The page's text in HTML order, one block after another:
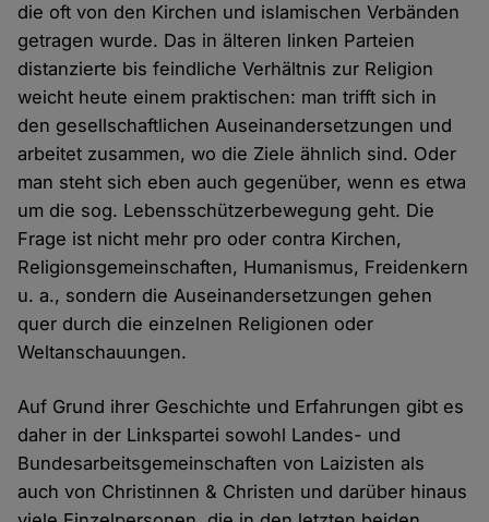
die oft von den Kirchen und islamischen Verbänden
getragen wurde. Das in älteren linken Parteien
distanzierte bis feindliche Verhältnis zur Religion
weicht heute einem praktischen: man trifft sich in
den gesellschaftlichen Auseinandersetzungen und
arbeitet zusammen, wo die Ziele ähnlich sind. Oder
man steht sich eben auch gegenüber, wenn es etwa
um die sog. Lebensschützerbewegung geht. Die
Frage ist nicht mehr pro oder contra Kirchen,
Religionsgemeinschaften, Humanismus, Freidenkern
u. a., sondern die Auseinandersetzungen gehen
quer durch die einzelnen Religionen oder
Weltanschauungen.
Auf Grund ihrer Geschichte und Erfahrungen gibt es
daher in der Linkspartei sowohl Landes- und
Bundesarbeitsgemeinschaften von Laizisten als
auch von Christinnen & Christen und darüber hinaus